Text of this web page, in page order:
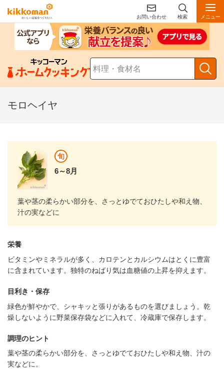
お問い合わせ 検索 メニュー
モロヘイヤ
旬
6～8月
葉や茎の柔らかい部分を、さっとゆでておひたしや和え物、
汁の実などに
栄養
ビタミンやミネラルが多く、カロテンとカルシウムはとくに豊富
に含まれています。独特のねばり気は血糖値の上昇を抑えます。
目利き・保存
緑色が鮮やかで、シャキッと張りがあるものを選びましょう。乾
燥しないように野菜保存袋などに入れて、冷蔵庫で保存します。
調理のヒント
葉や茎の柔らかい部分を、さっとゆでておひたしや和え物、汁の
実などに。